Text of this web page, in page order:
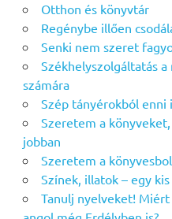
Otthon és könyvtár
Regénybe illően
Senki nem szeret
Székhelyszolgáltatás
számára
Szép tányérokból
Szeretem a
jobban
Szeretem a
Színek, illatok – egy
Tanulj nyelveket!